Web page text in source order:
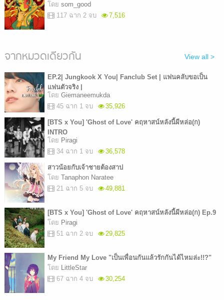
โดย som_good
117 ฉาก 2 จบ
7,516
จากหมวดเดียวกัน View all >
EP.2| Jungkook X You| Fanclub Set | แฟนคลับขอเป็น
แฟนตัวจริง |
โดย Giemaneemukda
45 ฉาก 1 จบ
35,926
[BTS x You] 'Ghost of Love' คฤหาสน์หลังนี้ผีหล่อ(ก)
INTRO
โดย Piragi
34 ฉาก 1 จบ
36,578
สาวน้อยกับเจ้าชายต้องสาป
โดย Tanaphon Naratee
21 ฉาก 5 จบ
49,881
[BTS x You] 'Ghost of Love' คฤหาสน์หลังนี้ผีหล่อ(ก) Ep.9
โดย Piragi
51 ฉาก 2 จบ
29,825
My Friend My Love "เป็นเพื่อนกันแล้วรักกันได้ไหมล่ะ!!?"
โดย LittleStar
67 ฉาก 4 จบ
30,254